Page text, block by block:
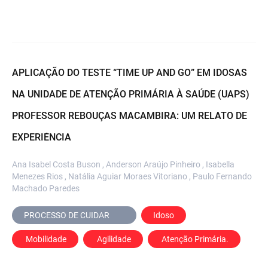
APLICAÇÃO DO TESTE “TIME UP AND GO” EM IDOSAS
NA UNIDADE DE ATENÇÃO PRIMÁRIA À SAÚDE (UAPS)
PROFESSOR REBOUÇAS MACAMBIRA: UM RELATO DE
EXPERIÊNCIA
Ana Isabel Costa Buson , Anderson Araújo Pinheiro , Isabella
Menezes Rios , Natália Aguiar Moraes Vitoriano , Paulo Fernando
Machado Paredes
Idoso
Mobilidade Agilidade Atenção Primária.